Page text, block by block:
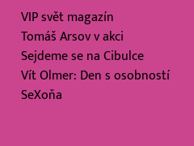
VIP svět magazín
Tomáš Arsov v akci
Sejdeme se na Cibulce
Vít Olmer: Den s osobností
SeXoňa